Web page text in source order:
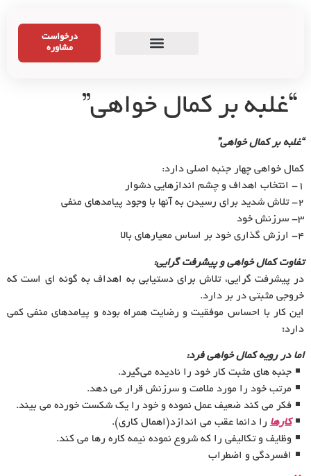
درخواست
مشاوره
“غلبه بر کمال خواهی”
“غلبه بر کمال خواهی”
کمال خواهی چهار جنبه اصلی دارد:
۱- انتخاب اهداف و چشم اندازهایی دشوار
۲- تلاش شدید برای رسیدن به آنها با وجود پیامدهای منفی
۳- سرزنش خود
۴- ارزش گذاری خود بر اساس معیارهای بالا
تفاوت کمال خواهی و پیشرفت گرایی:
در پیشرفت گرایی، تلاش برای دستیابی به اهداف به گونه ای است که
خروجی مثبتی در بر دارد.
این کار با احساس موفقیت و رضایت همراه بوده و پیامدهای منفی کمی
دارد؛
اما در رویه کمال خواهی فرد:
جنبه های مثبت کار خود را نادیده می‌گیرد.
مرتب خود را مورد ملامت و سرزنش قرار می دهد.
فکر می کند ضعیف عمل نموده و خود را یک شکست خورده می بیند.
کارها را دائما عقب می اندازد(اهمال کاری).
وظایف و تکالیفی را که شروع نموده نیمه کاره رها می کند.
افسردگی و اضطراب